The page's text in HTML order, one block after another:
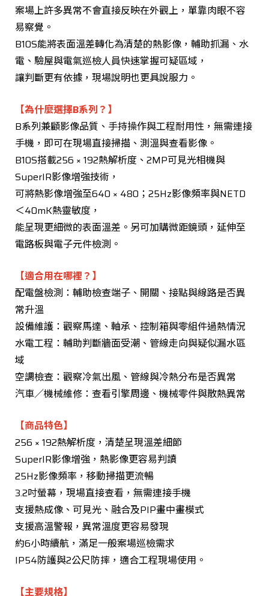
案場上許多異常不會直接反映在外觀上，單靠肉眼不容
易察覺。
B10S能將表面溫差轉化為清楚的熱影像，輔助抓漏、水
電、驗屋與電氣巡檢人員快速掌握可疑區域，
讓判斷更有依據，現場說明也更具說服力。
【為什麼選擇B系列？】
B系列兼顧影像品質、手持操作與工程耐用性，無需連接
手機，即可在現場直接掃描、測溫與查看影像。
B10S搭載256 × 192熱解析度、2MP可見光相機與
SuperIR影像增強技術，
可將熱影像增強至640 × 480；25Hz影像頻率與NETD
＜40mK熱靈敏度，
能呈現更細微的表面溫差。另可加購微距鏡頭，延伸至
電路板與電子元件檢測。
【適合用在哪裡？】
配電盤檢測：輔助檢查端子、開關、接點與線路是否異
常升溫
設備維護：觀察馬達、軸承、控制箱與零組件過熱情況
水電工程：輔助判斷牆面受潮、管線走向與疑似漏水區
域
空調檢查：觀察冷氣出風、管線與冷熱分布是否異常
汽車／機械維修：查看引擎周邊、機械零件與散熱異常
【商品特色】
256 × 192熱解析度，清楚呈現溫差細節
SuperIR影像增強，熱影像更容易判讀
25Hz影像頻率，移動掃描更流暢
3.2吋螢幕，現場直接查看，無需連接手機
支援熱成像、可見光、融合及PIP畫中畫模式
支援高溫警報，異常溫度更容易發現
約6小時續航，滿足一般案場巡檢需求
IP54防護與2公尺防摔，適合工程現場使用。
【主要規格】